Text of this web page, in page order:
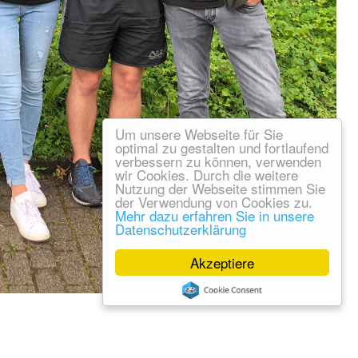
Akzeptiere
Um unsere Webseite für Sie
optimal zu gestalten und fortlaufend
verbessern zu können, verwenden
wir Cookies. Durch die weitere
Nutzung der Webseite stimmen Sie
der Verwendung von Cookies zu.
Mehr dazu erfahren Sie in unsere
Datenschutzerklärung